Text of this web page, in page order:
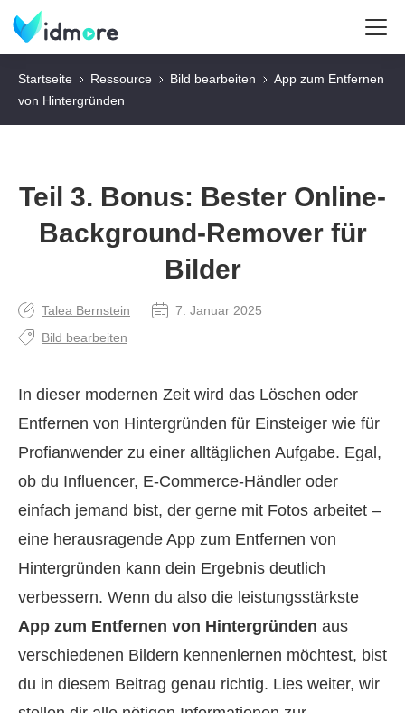
Startseite Ressource Bild bearbeiten
App zum Entfernen
von Hintergründen
Teil 3. Bonus: Bester Online-
Background-Remover für
Bilder
Talea Bernstein
7. Januar 2025
Bild bearbeiten
In dieser modernen Zeit wird das Löschen oder
Entfernen von Hintergründen für Einsteiger wie für
Profianwender zu einer alltäglichen Aufgabe. Egal,
ob du Influencer, E‑Commerce-Händler oder
einfach jemand bist, der gerne mit Fotos arbeitet –
eine herausragende App zum Entfernen von
Hintergründen kann dein Ergebnis deutlich
verbessern. Wenn du also die leistungsstärkste
App zum Entfernen von Hintergründen aus
verschiedenen Bildern kennenlernen möchtest, bist
du in diesem Beitrag genau richtig. Lies weiter, wir